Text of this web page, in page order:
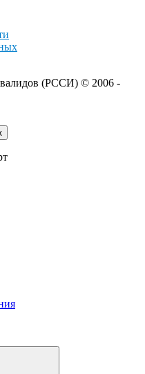
(РССИ) © 2006 -